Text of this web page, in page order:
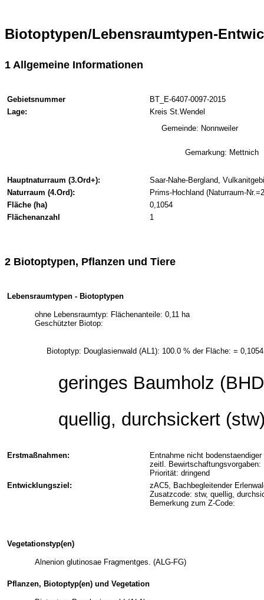
Biotoptypen/Lebensraumtypen-
1 Allgemeine Informationen
Gebietsnummer
BT_E-6407-0097-2015
Lage:
Kreis St.Wendel
Gemeinde: Nonnweiler
Gemarkung: Mettnich
Hauptnaturraum (3.Ord+):
Saar-Nahe-Bergland,
Naturraum (4.Ord):
Prims-Hochland (Naturraum-
Fläche (ha)
0,1054
Flächenanzahl
1
2 Biotoptypen, Pflanzen und Tiere
Lebensraumtypen - Biotoptypen
ohne Lebensraumtyp: Flächenanteile: 0,11 ha
Geschützter Biotop:
Biotoptyp: Douglasienwald (AL1): 100.0 % der Fläche: =
geringes Baumholz
quellig, durchsickert
Erstmaßnahmen:
Entnahme nicht bodenstaendiger
zeitl. Bewirtschaftungsvorgaben:
Priorität: dringend
Entwicklungsziel:
zAC5, Bachbegleitender
Zusatzcode: stw, quellig,
Bemerkung zum Z-Code:
Vegetationstyp(en)
Alnenion glutinosae Fragmentges. (ALG-FG)
Pflanzen, Biotoptyp(en) und Vegetation